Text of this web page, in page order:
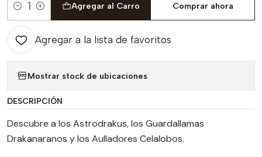
Cantidad
Agregar al Carro Comprar ahora
Agregar a la lista de favoritos
Mostrar stock de ubicaciones
DESCRIPCIÓN
Descubre a los Astrodrakus, los Guardallamas
Drakanaranos y los Aulladores Celalobos.